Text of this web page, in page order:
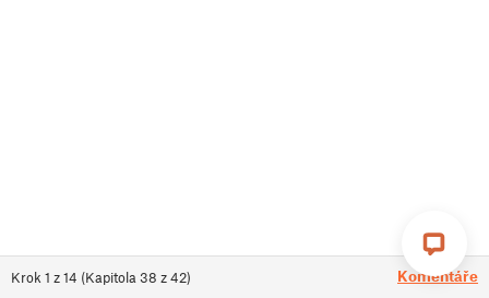
Krok 1 z14 (Kapitola 38 z42) Komentáře